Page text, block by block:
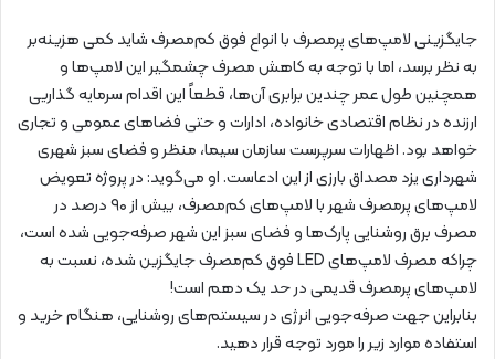
جایگزینی لامپ‌های پرمصرف با انواع فوق کم‌مصرف شاید کمی هزینه‌بر
به نظر برسد، اما با توجه به کاهش مصرف چشمگیر این لامپ‌ها و
همچنین طول عمر چندین برابری آن‌ها، قطعاً این اقدام سرمایه گذاریی
ارزنده در نظام اقتصادی خانواده، ادارات و حتی فضاهای عمومی و تجاری
خواهد بود. اظهارات سرپرست سازمان سیما، منظر و فضای سبز شهری
شهرداری یزد مصداق بارزی از این ادعاست. او می‌گوید: در پروژه تعویض
لامپ‌های پرمصرف شهر با لامپ‌های کم‌مصرف، بیش از ۹۰ درصد در
مصرف برق روشنایی پارک‌ها و فضای سبز این شهر صرفه‌جویی شده است،
چراکه مصرف لامپ‌های LED فوق کم‌مصرف جایگزین شده، نسبت به
لامپ‌های پرمصرف قدیمی در حد یک‌ دهم است!
بنابراین جهت صرفه‌جویی انرژی در سیستم‌های روشنایی، هنگام خرید و
استفاده موارد زیر را مورد توجه قرار دهید.